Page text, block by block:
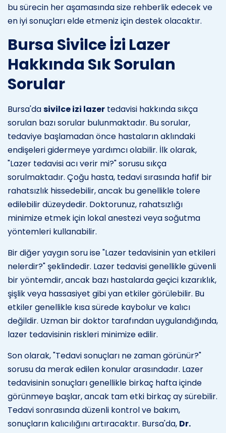
bu sürecin her aşamasında size rehberlik edecek ve
en iyi sonuçları elde etmeniz için destek olacaktır.
Bursa Sivilce İzi Lazer
Hakkında Sık Sorulan
Sorular
Bursa'dasivilce izi lazer tedavisi hakkında sıkça
sorulan bazı sorular bulunmaktadır. Bu sorular,
tedaviye başlamadan önce hastaların aklındaki
endişeleri gidermeye yardımcı olabilir. İlk olarak,
"Lazer tedavisi acı verir mi?" sorusu sıkça
sorulmaktadır. Çoğu hasta, tedavi sırasında hafif bir
rahatsızlık hissedebilir, ancak bu genellikle tolere
edilebilir düzeydedir. Doktorunuz, rahatsızlığı
minimize etmek için lokal anestezi veya soğutma
yöntemleri kullanabilir.
Bir diğer yaygın soru ise "Lazer tedavisinin yan etkileri
nelerdir?" şeklindedir. Lazer tedavisi genellikle güvenli
bir yöntemdir, ancak bazı hastalarda geçici kızarıklık,
şişlik veya hassasiyet gibi yan etkiler görülebilir. Bu
etkiler genellikle kısa sürede kaybolur ve kalıcı
değildir. Uzman bir doktor tarafından uygulandığında,
lazer tedavisinin riskleri minimize edilir.
Son olarak, "Tedavi sonuçları ne zaman görünür?"
sorusu da merak edilen konular arasındadır. Lazer
tedavisinin sonuçları genellikle birkaç hafta içinde
görünmeye başlar, ancak tam etki birkaç ay sürebilir.
Tedavi sonrasında düzenli kontrol ve bakım,
sonuçların kalıcılığını artıracaktır. Bursa'da, Dr.